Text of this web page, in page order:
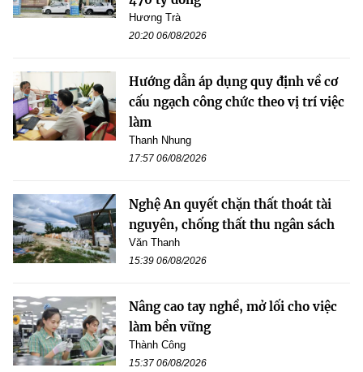
Hương Trà
20:20 06/08/2026
Hướng dẫn áp dụng quy định về cơ
cấu ngạch công chức theo vị trí việc
làm
Thanh Nhung
17:57 06/08/2026
Nghệ An quyết chặn thất thoát tài
nguyên, chống thất thu ngân sách
Văn Thanh
15:39 06/08/2026
Nâng cao tay nghề, mở lối cho việc
làm bền vững
Thành Công
15:37 06/08/2026